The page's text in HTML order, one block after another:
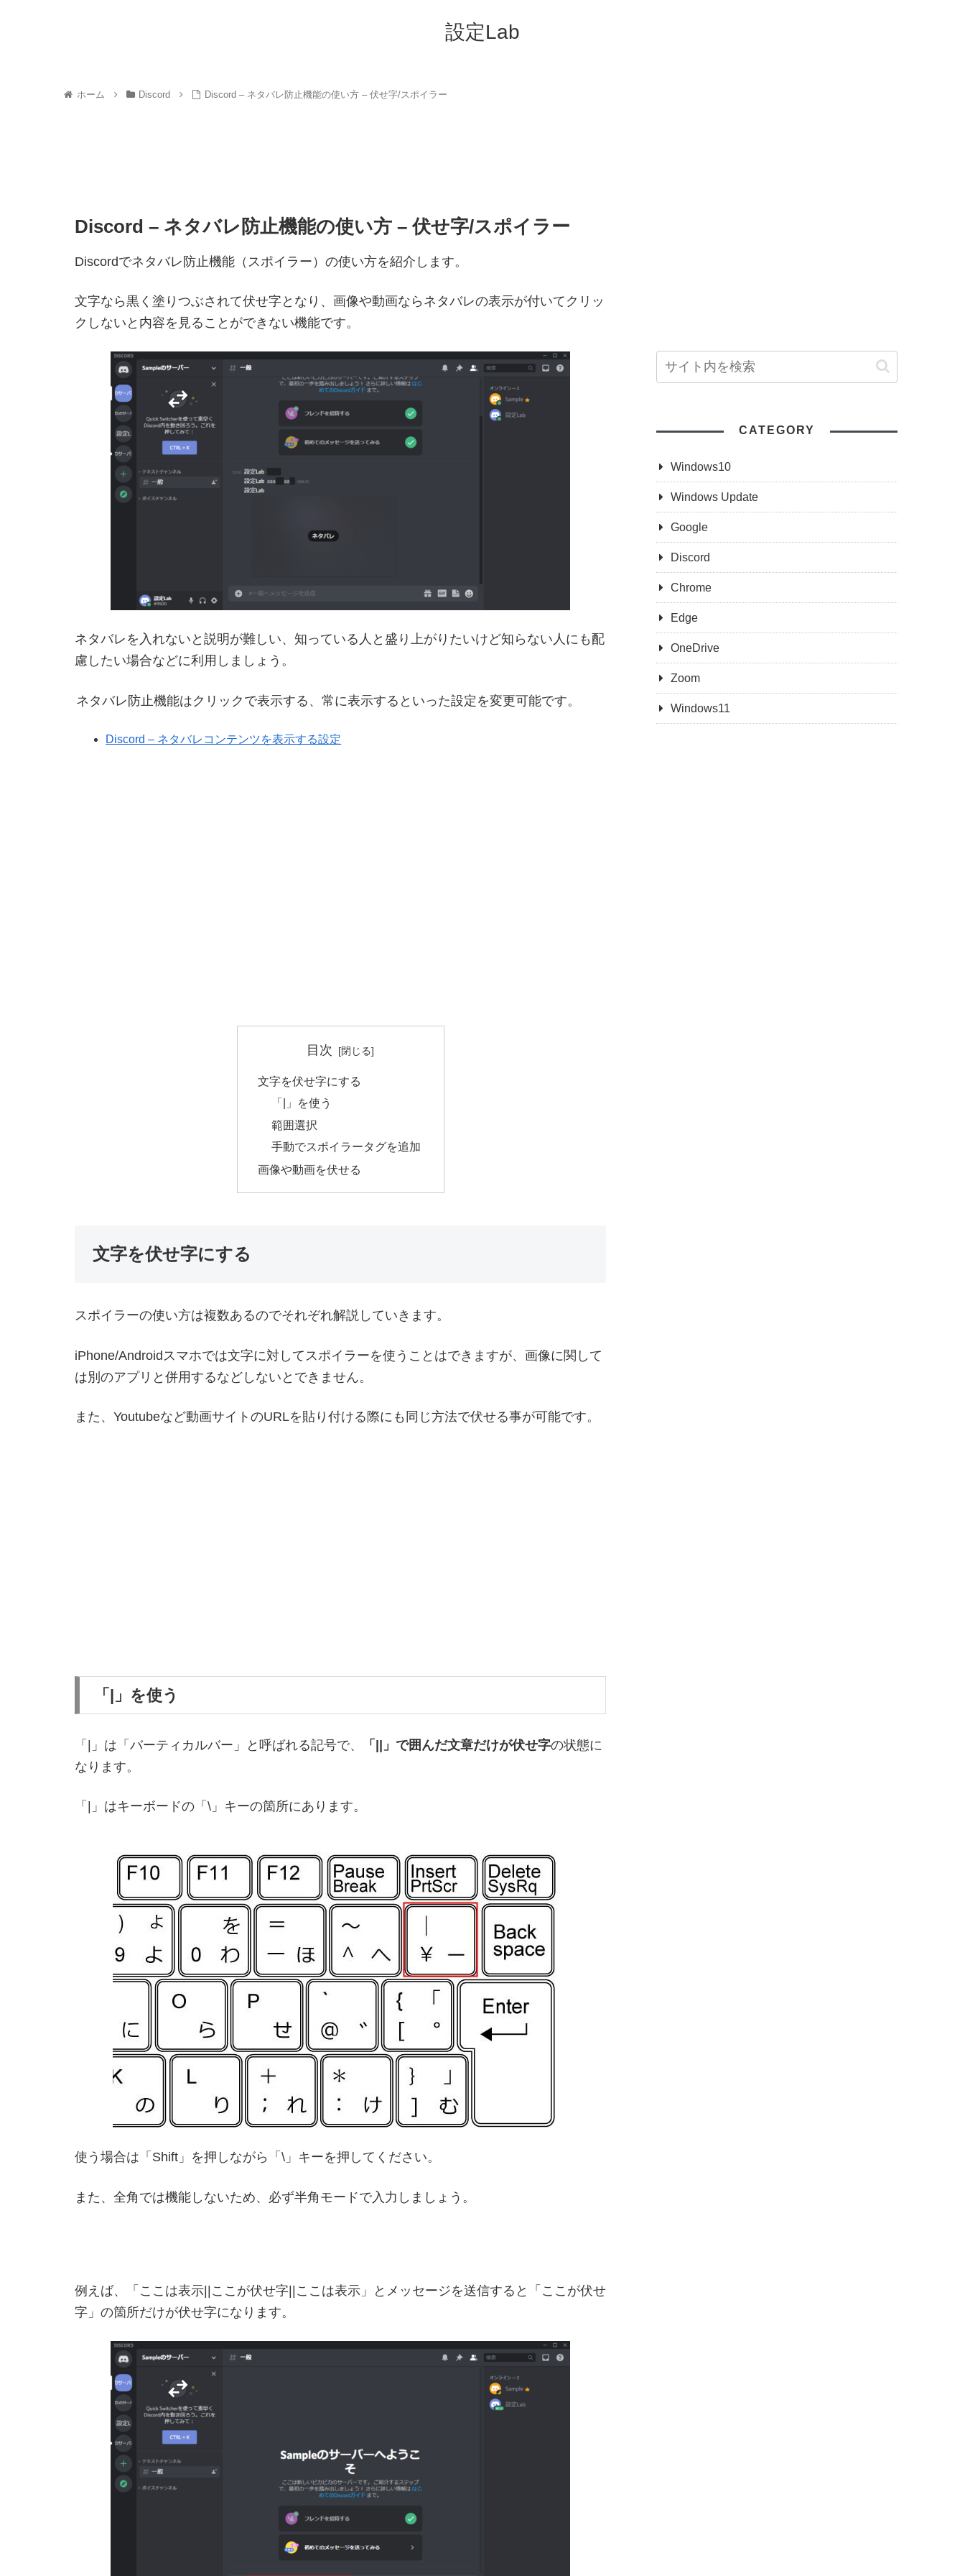
設定Lab
ホーム Discord Discord – ネタバレ防止機能の使い方 – 伏せ字/スポイラー
Discord – ネタバレ防止機能の使い方 – 伏せ字/スポイラー
Discordでネタバレ防止機能（スポイラー）の使い方を紹介します。
文字なら黒く塗りつぶされて伏せ字となり、画像や動画ならネタバレの表示が付いてクリッ
クしないと内容を見ることができない機能です。
ネタバレを入れないと説明が難しい、知っている人と盛り上がりたいけど知らない人にも配
慮したい場合などに利用しましょう。
ネタバレ防止機能はクリックで表示する、常に表示するといった設定を変更可能です。
Discord – ネタバレコンテンツを表示する設定
目次
文字を伏せ字にする
「|」を使う
範囲選択
手動でスポイラータグを追加
画像や動画を伏せる
文字を伏せ字にする
スポイラーの使い方は複数あるのでそれぞれ解説していきます。
iPhone/Androidスマホでは文字に対してスポイラーを使うことはできますが、画像に関して
は別のアプリと併用するなどしないとできません。
また、Youtubeなど動画サイトのURLを貼り付ける際にも同じ方法で伏せる事が可能です。
「|」を使う
「|」は「バーティカルバー」と呼ばれる記号で、 「||」で囲んだ文章だけが伏せ字の状態に
なります。
「|」はキーボードの「\」キーの箇所にあります。
使う場合は「Shift」を押しながら「\」キーを押してください。
また、全角では機能しないため、必ず半角モードで入力しましょう。
例えば、「ここは表示||ここが伏せ字||ここは表示」とメッセージを送信すると「ここが伏せ
字」の箇所だけが伏せ字になります。
CATEGORY
Windows10
Windows Update
Google
Discord
Chrome
Edge
OneDrive
Zoom
Windows11